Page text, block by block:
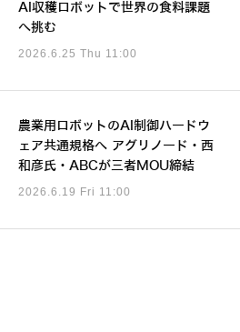
AI収穫ロボットで世界の食料課題
へ挑む
2026.6.25 Thu 11:00
農業用ロボットのAI制御ハードウ
ェア共通規格へ アグリノード・西
和彦氏・ABCが三者MOU締結
2026.6.19 Fri 11:00